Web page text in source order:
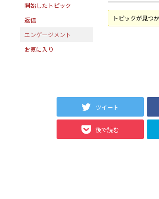
開始したトピック
返信
エンゲージメント
お気に入り
トピックが見つ
ツイート
後で読む